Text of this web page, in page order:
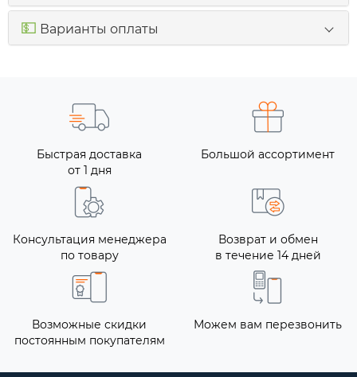
💵 Варианты оплаты
Быстрая доставка
от 1 дня
Большой ассортимент
Консультация менеджера
по товару
Возврат и обмен
в течение 14 дней
Возможные скидки
постоянным покупателям
Можем вам перезвонить